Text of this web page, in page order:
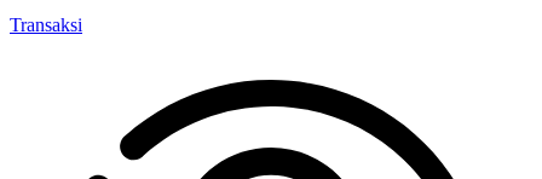
Transaksi